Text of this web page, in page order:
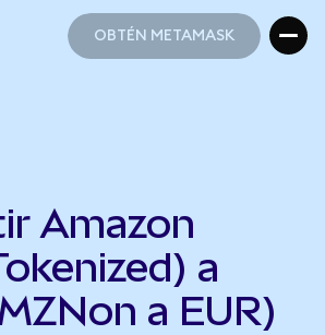
OBTÉN METAMASK
Amazon
a
a EUR)